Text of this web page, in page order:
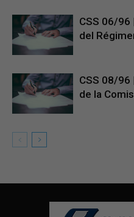
CSS 06/96
del
CSS 08/96
de la